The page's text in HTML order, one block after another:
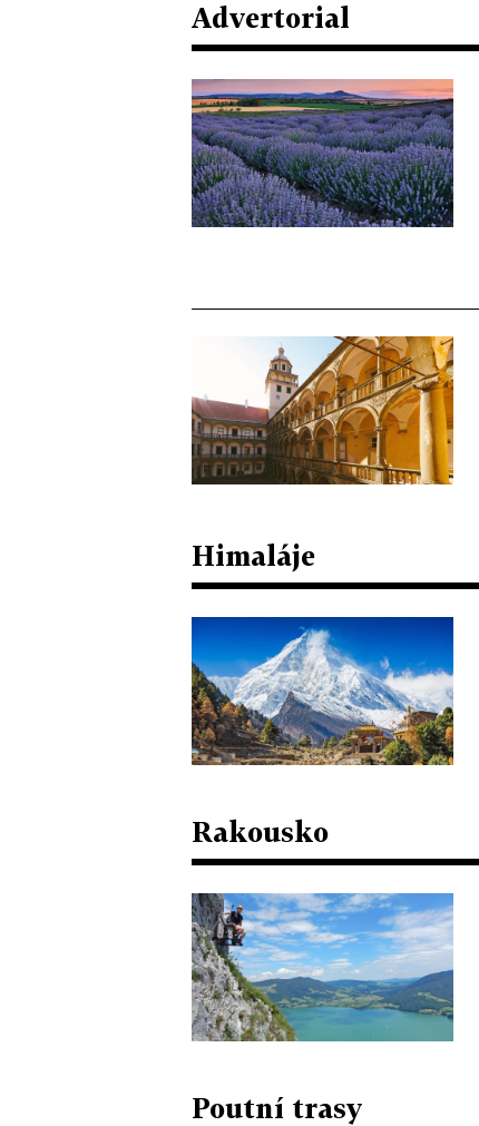
Advertorial
Himaláje
Rakousko
Poutní trasy